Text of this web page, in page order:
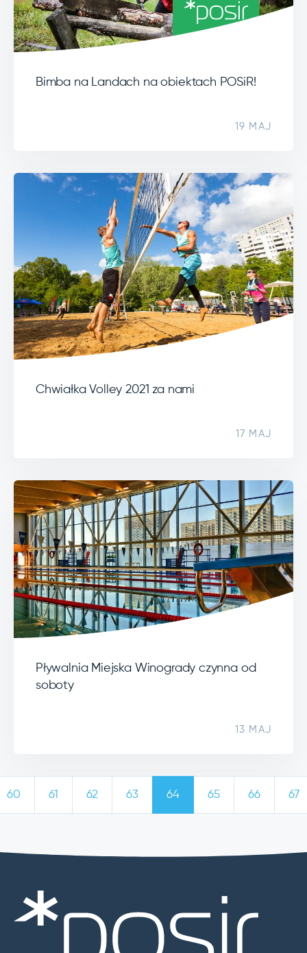
Bimba na Landach na obiektach POSiR!
19 MAJ
Chwiałka Volley 2021 za nami
17 MAJ
Pływalnia Miejska Winogrady czynna od
soboty
13 MAJ
60 61 62 63 64 65 66 67